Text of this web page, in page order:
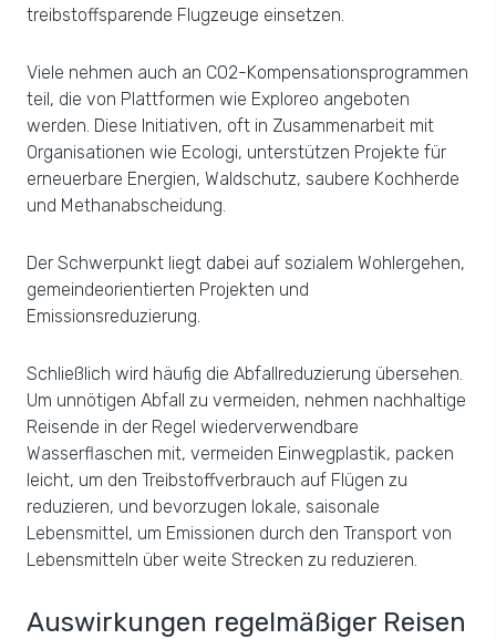
treibstoffsparende Flugzeuge einsetzen.
Viele nehmen auch an CO2-Kompensationsprogrammen
teil, die von Plattformen wie Exploreo angeboten
werden. Diese Initiativen, oft in Zusammenarbeit mit
Organisationen wie Ecologi, unterstützen Projekte für
erneuerbare Energien, Waldschutz, saubere Kochherde
und Methanabscheidung.
Der Schwerpunkt liegt dabei auf sozialem Wohlergehen,
gemeindeorientierten Projekten und
Emissionsreduzierung.
Schließlich wird häufig die Abfallreduzierung übersehen.
Um unnötigen Abfall zu vermeiden, nehmen nachhaltige
Reisende in der Regel wiederverwendbare
Wasserflaschen mit, vermeiden Einwegplastik, packen
leicht, um den Treibstoffverbrauch auf Flügen zu
reduzieren, und bevorzugen lokale, saisonale
Lebensmittel, um Emissionen durch den Transport von
Lebensmitteln über weite Strecken zu reduzieren.
Auswirkungen regelmäßiger Reisen